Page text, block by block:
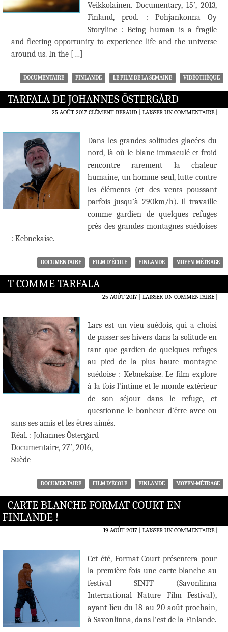
Veikkolainen. Documentary, 15′, 2013,
Finland, prod. : Pohjankonna Oy
Storyline : Being human is a fragile
and fleeting opportunity to experience life and the universe
around us. In the […]
DOCUMENTAIRE FINLANDE LE FILM DE LA SEMAINE VIDÉOTHÈQUE
TARFALA DE JOHANNES ÖSTERGÅRD
25 AOÛT 2017 CLÉMENT BERAUD LAISSER UN COMMENTAIRE|
Dans les grandes solitudes glacées du
nord, là où le blanc immaculé et froid
rencontre rarement la chaleur
humaine, un homme seul, lutte contre
les éléments (et des vents poussant
parfois jusqu’à 290km/h). Il travaille
comme gardien de quelques refuges
près des grandes montagnes suédoises
: Kebnekaise.
DOCUMENTAIRE FILM D'ÉCOLE FINLANDE MOYEN-MÉTRAGE
T COMME TARFALA
25 AOÛT 2017 LAISSER UN COMMENTAIRE|
Lars est un vieu suédois, qui a choisi
de passer ses hivers dans la solitude en
tant que gardien de quelques refuges
au pied de la plus haute montagne
suédoise : Kebnekaise. Le film explore
à la fois l’intime et le monde extérieur
de son séjour dans le refuge, et
questionne le bonheur d’être avec ou
sans ses amis et les êtres aimés.
Réal. : Johannes Östergård
Documentaire, 27′, 2016,
Suède
DOCUMENTAIRE FILM D'ÉCOLE FINLANDE MOYEN-MÉTRAGE
CARTE BLANCHE FORMAT COURT EN
FINLANDE !
19 AOÛT 2017 LAISSER UN COMMENTAIRE|
Cet été, Format Court présentera pour
la première fois une carte blanche au
festival SINFF (Savonlinna
International Nature Film Festival),
ayant lieu du 18 au 20 août prochain,
à Savonlinna, dans l’est de la Finlande.